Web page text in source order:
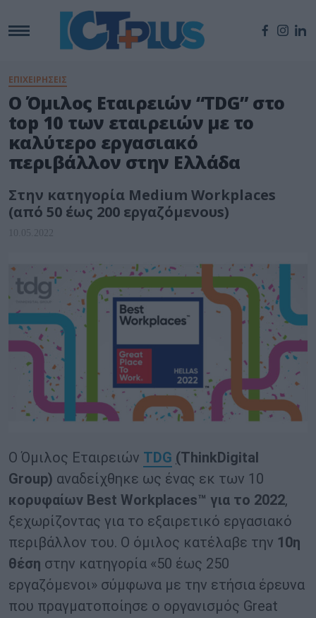
ΕΠΙΧΕΙΡΗΣΕΙΣ
Ο Όμιλος Εταιρειών “TDG” στο
top 10 των εταιρειών με το
καλύτερο εργασιακό
περιβάλλον στην Ελλάδα
Στην κατηγορία Medium Workplaces
(από 50 έως 200 εργαζόμενουs)
10.05.2022
Ο Όμιλος Εταιρειών TDG (ThinkDigital
Group) αναδείχθηκε ως ένας εκ των 10
κορυφαίων Best Workplaces™ για το 2022,
ξεχωρίζοντας για το εξαιρετικό εργασιακό
περιβάλλον του. Ο όμιλος κατέλαβε την 10η
θέση στην κατηγορία «50 έως 250
εργαζόμενοι» σύμφωνα με την ετήσια έρευνα
που πραγματοποίησε ο οργανισμός Great